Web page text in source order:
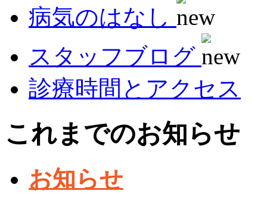
病気のはなし
スタッフブログ
診療時間とアクセス
これまでのお知らせ
お知らせ